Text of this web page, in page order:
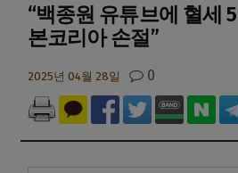
“백종원 유튜브에 혈세
본코리아 손절”
2025년 04월 28일 0